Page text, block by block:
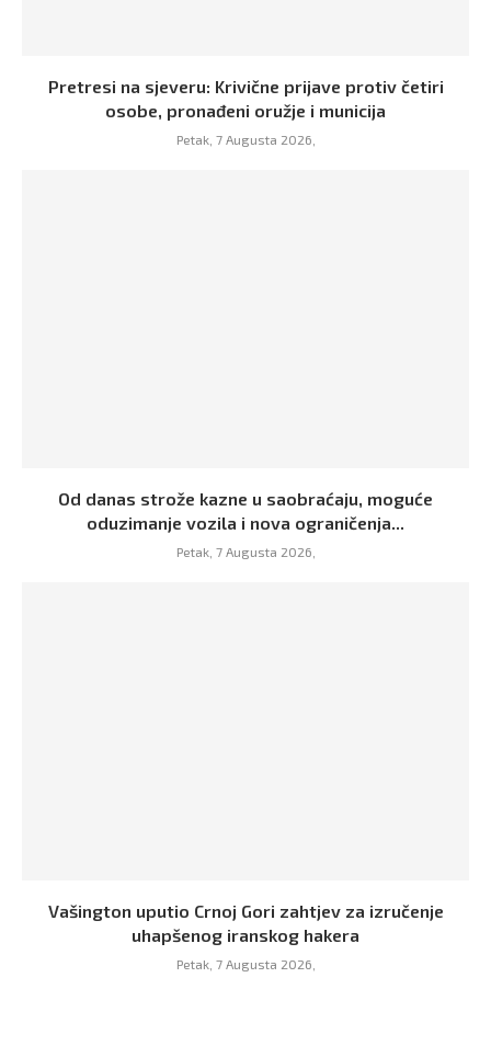
Pretresi na sjeveru: Krivične prijave protiv četiri
osobe, pronađeni oružje i municija
Petak, 7 Augusta 2026,
Od danas strože kazne u saobraćaju, moguće
oduzimanje vozila i nova ograničenja...
Petak, 7 Augusta 2026,
Vašington uputio Crnoj Gori zahtjev za izručenje
uhapšenog iranskog hakera
Petak, 7 Augusta 2026,